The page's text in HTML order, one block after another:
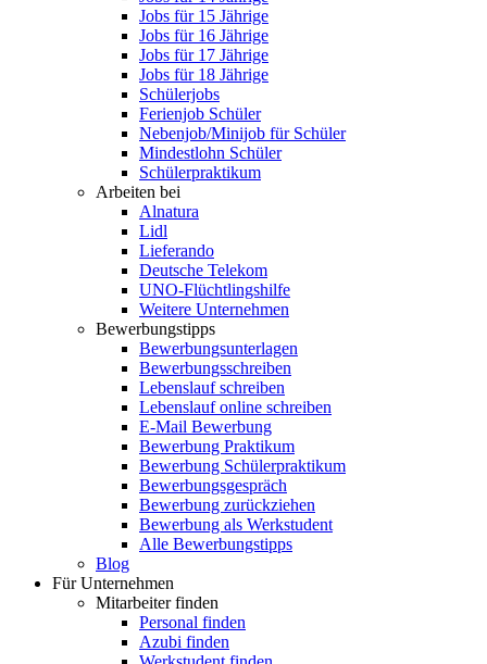
Jobs für 15 Jährige
Jobs für 16 Jährige
Jobs für 17 Jährige
Jobs für 18 Jährige
Schülerjobs
Ferienjob Schüler
Nebenjob/Minijob für Schüler
Mindestlohn Schüler
Schülerpraktikum
Arbeiten bei
Alnatura
Lidl
Lieferando
Deutsche Telekom
UNO-Flüchtlingshilfe
Weitere Unternehmen
Bewerbungstipps
Bewerbungsunterlagen
Bewerbungsschreiben
Lebenslauf schreiben
Lebenslauf online schreiben
E-Mail Bewerbung
Bewerbung Praktikum
Bewerbung Schülerpraktikum
Bewerbungsgespräch
Bewerbung zurückziehen
Bewerbung als Werkstudent
Alle Bewerbungstipps
Blog
Für Unternehmen
Mitarbeiter finden
Personal finden
Azubi finden